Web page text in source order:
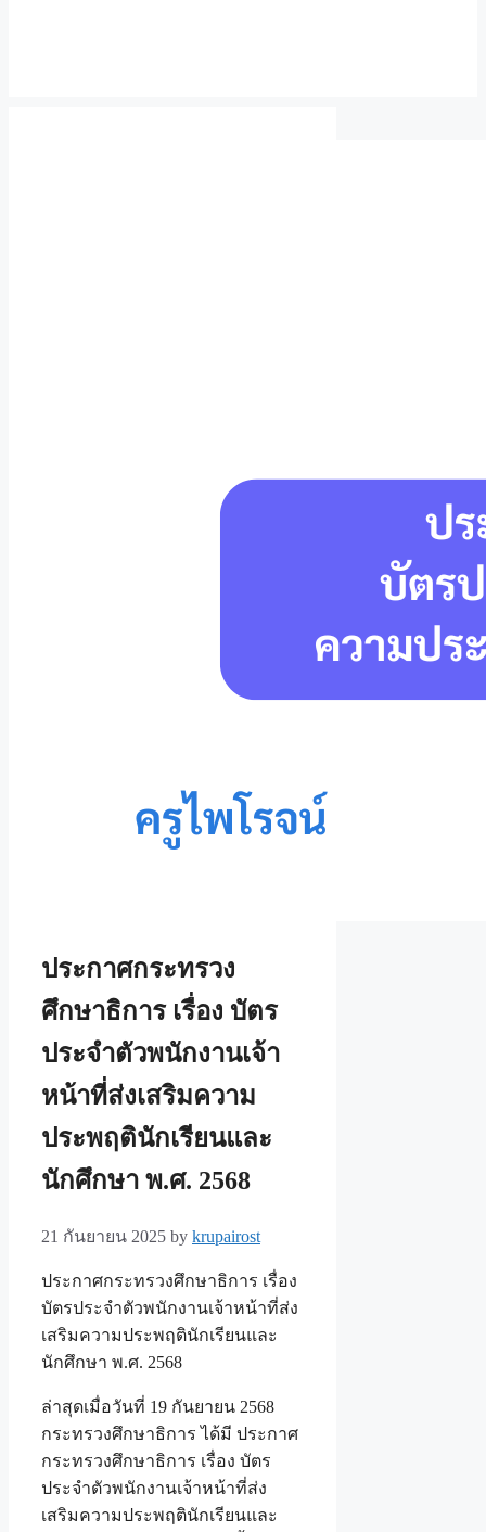
ประกาศกระทรวง
ศึกษาธิการ เรื่อง บัตร
ประจำตัวพนักงานเจ้า
หน้าที่ส่งเสริมความ
ประพฤตินักเรียนและ
นักศึกษา พ.ศ. 2568
21 กันยายน 2025 by krupairost
ประกาศกระทรวงศึกษาธิการ เรื่อง
บัตรประจำตัวพนักงานเจ้าหน้าที่ส่ง
เสริมความประพฤตินักเรียนและ
นักศึกษา พ.ศ. 2568
ล่าสุดเมื่อวันที่ 19 กันยายน 2568
กระทรวงศึกษาธิการ ได้มี ประกาศ
กระทรวงศึกษาธิการ เรื่อง บัตร
ประจำตัวพนักงานเจ้าหน้าที่ส่ง
เสริมความประพฤตินักเรียนและ